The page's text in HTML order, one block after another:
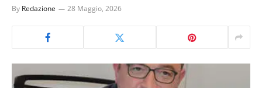
By Redazione 28 Maggio, 2026